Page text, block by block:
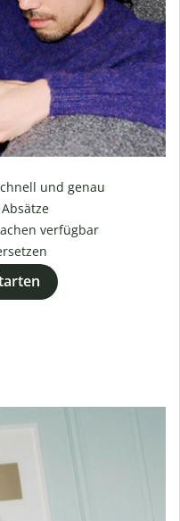
und genau
verfügbar